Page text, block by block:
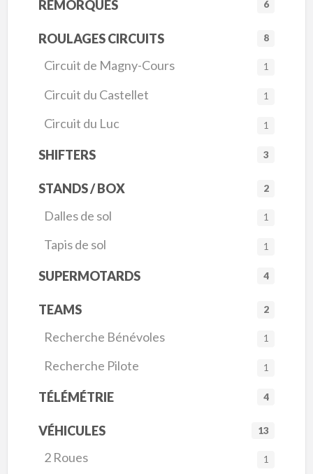
REMORQUES 6
ROULAGES CIRCUITS 8
Circuit de Magny-Cours 1
Circuit du Castellet 1
Circuit du Luc 1
SHIFTERS 3
STANDS / BOX 2
Dalles de sol 1
Tapis de sol 1
SUPERMOTARDS 4
TEAMS 2
Recherche Bénévoles 1
Recherche Pilote 1
TÉLÉMÉTRIE 4
VÉHICULES 13
2 Roues 1